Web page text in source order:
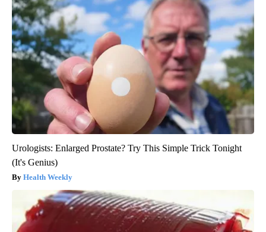
Urologists: Enlarged Prostate? Try This Simple Trick Tonight
(It's Genius)
Health Weekly